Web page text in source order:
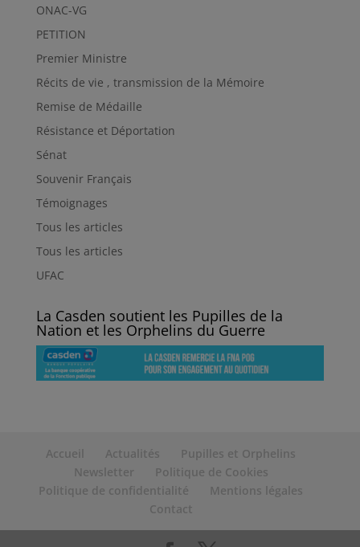
ONAC-VG
PETITION
Premier Ministre
Récits de vie , transmission de la Mémoire
Remise de Médaille
Résistance et Déportation
Sénat
Souvenir Français
Témoignages
Tous les articles
Tous les articles
UFAC
La Casden soutient les Pupilles de la
Nation et les Orphelins du Guerre
Accueil Actualités
Pupilles et Orphelins
Newsletter
Politique de Cookies
Politique de confidentialité
Mentions légales
Contact